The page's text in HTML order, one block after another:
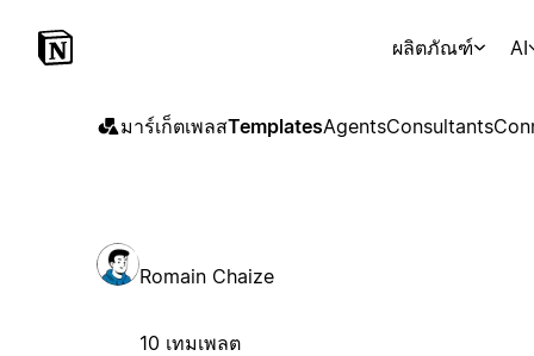
ผลิตภัณฑ์ AI
มาร์เก็ตเพลสTemplatesAgentsConsultants
Romain Chaize
10 เทมเพลต